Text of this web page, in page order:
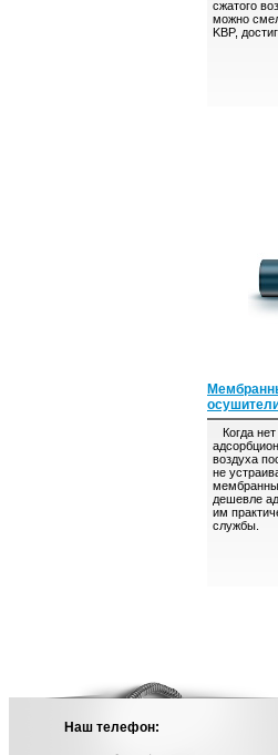
сжатого
можно
KBP,
Когда
воздуха
не
дешевле
им
службы.
Наш телефон: